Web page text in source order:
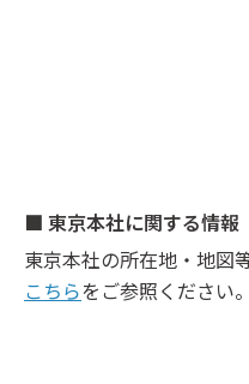
■ 東京本社に関する情報
東京本社の所在地・地図
こちらをご参照ください。